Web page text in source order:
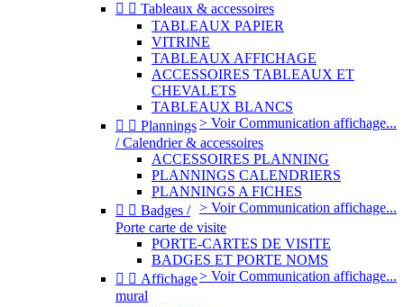
  Tableaux & accessoires
TABLEAUX PAPIER
VITRINE
TABLEAUX AFFICHAGE
ACCESSOIRES TABLEAUX ET
CHEVALETS
TABLEAUX BLANCS
> Voir Communication affichage...
  Plannings
/ Calendrier & accessoires
ACCESSOIRES PLANNING
PLANNINGS CALENDRIERS
PLANNINGS A FICHES
> Voir Communication affichage...
  Badges /
Porte carte de visite
PORTE-CARTES DE VISITE
BADGES ET PORTE NOMS
> Voir Communication affichage...
  Affichage
mural